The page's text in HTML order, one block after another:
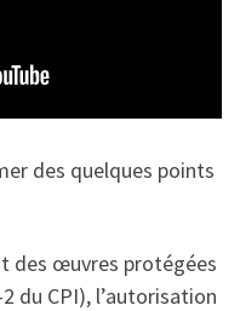
des quelques points
des œuvres protégées
du CPI), l’autorisation